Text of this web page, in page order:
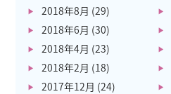
2018年8月 (29)
2018年6月 (30)
2018年4月 (23)
2018年2月 (18)
2017年12月 (24)